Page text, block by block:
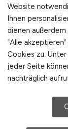
aneignen und
erschließen.
forensische
Website
Ihnen
dienen
"Alle
Cookies zu.
jeder Seite
nachträglich